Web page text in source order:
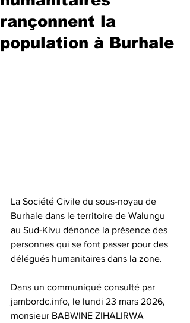
rançonnent la
population à Burhale
La Société Civile du sous-noyau de
Burhale dans le territoire de Walungu
au Sud-Kivu dénonce la présence des
personnes qui se font passer pour des
délégués humanitaires dans la zone.
Dans un communiqué consulté par
jambordc.info, le lundi 23 mars 2026,
monsieur BABWINE ZIHALIRWA